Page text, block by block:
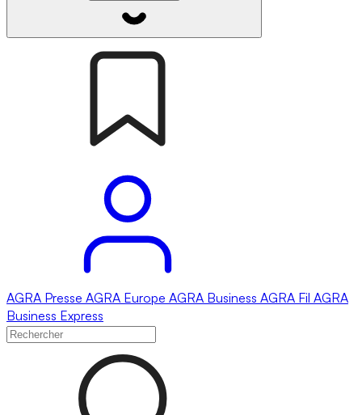
AGRA Presse AGRA Europe AGRA Business AGRA Fil AGRA
Business Express